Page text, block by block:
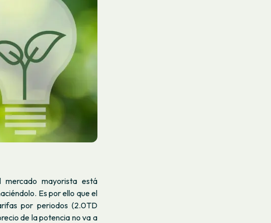
mayorista está
Es por ello que el
por periodos (2.0TD
de la potencia no va a